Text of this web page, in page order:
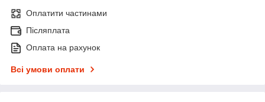
Оплатити частинами
Післяплата
Оплата на рахунок
Всі умови оплати